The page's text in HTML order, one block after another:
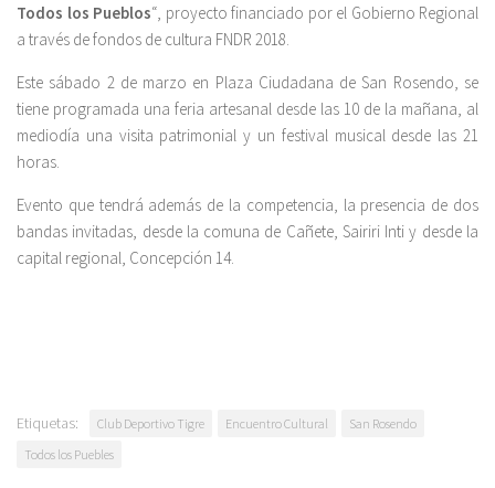
Todos los Pueblos“, proyecto financiado por el Gobierno Regional
a través de fondos de cultura FNDR 2018.
Este sábado 2 de marzo en Plaza Ciudadana de San Rosendo, se
tiene programada una feria artesanal desde las 10 de la mañana, al
mediodía una visita patrimonial y un festival musical desde las 21
horas.
Evento que tendrá además de la competencia, la presencia de dos
bandas invitadas, desde la comuna de Cañete, Sairiri Inti y desde la
capital regional, Concepción 14.
Etiquetas: Club Deportivo Tigre Encuentro Cultural
San Rosendo
Todos los Puebles